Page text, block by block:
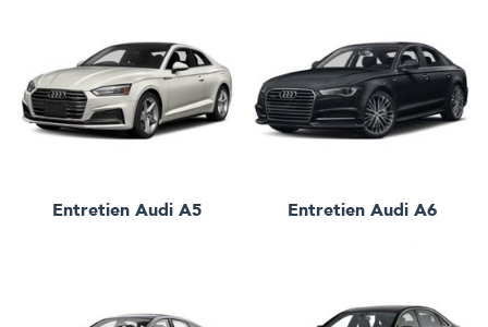
Entretien Audi A5 Entretien Audi A6